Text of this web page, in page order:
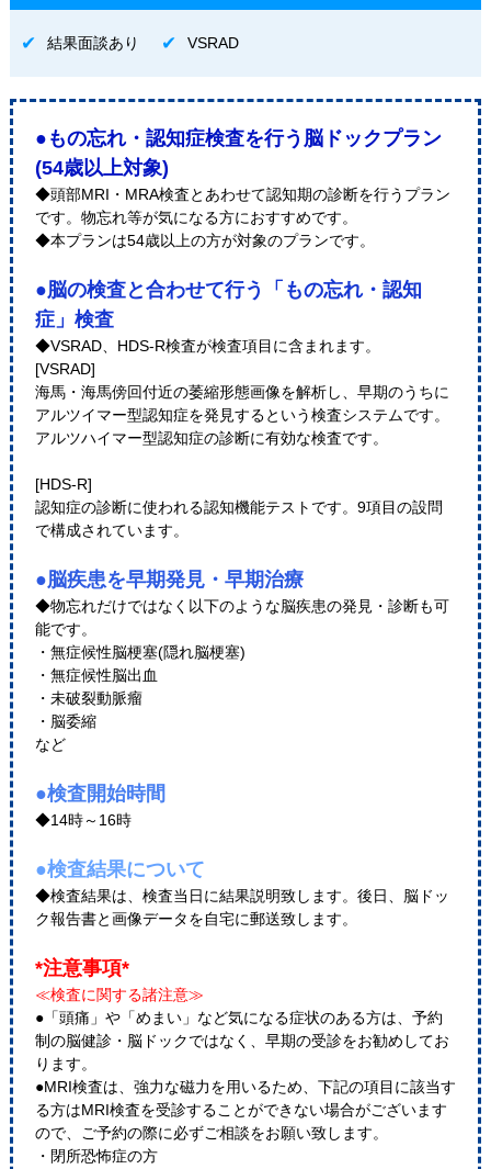
結果面談あり VSRAD
●もの忘れ・認知症検査を行う脳ドックプラン
(54歳以上対象)
◆頭部MRI・MRA検査とあわせて認知期の診断を行うプラン
です。物忘れ等が気になる方におすすめです。
◆本プランは54歳以上の方が対象のプランです。
●脳の検査と合わせて行う「もの忘れ・認知
症」検査
◆VSRAD、HDS-R検査が検査項目に含まれます。
[VSRAD]
海馬・海馬傍回付近の萎縮形態画像を解析し、早期のうちに
アルツイマー型認知症を発見するという検査システムです。
アルツハイマー型認知症の診断に有効な検査です。
[HDS-R]
認知症の診断に使われる認知機能テストです。9項目の設問
で構成されています。
●脳疾患を早期発見・早期治療
◆物忘れだけではなく以下のような脳疾患の発見・診断も可
能です。
・無症候性脳梗塞(隠れ脳梗塞)
・無症候性脳出血
・未破裂動脈瘤
・脳委縮
など
●検査開始時間
◆14時～16時
●検査結果について
◆検査結果は、検査当日に結果説明致します。後日、脳ドッ
ク報告書と画像データを自宅に郵送致します。
*注意事項*
≪検査に関する諸注意≫
●「頭痛」や「めまい」など気になる症状のある方は、予約
制の脳健診・脳ドックではなく、早期の受診をお勧めしてお
ります。
●MRI検査は、強力な磁力を用いるため、下記の項目に該当す
る方はMRI検査を受診することができない場合がございます
ので、ご予約の際に必ずご相談をお願い致します。
・閉所恐怖症の方